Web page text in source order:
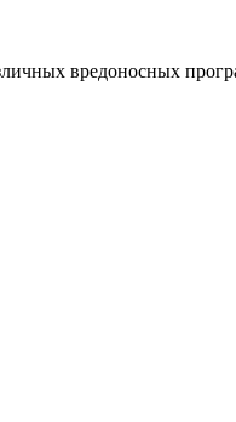
вредоносных